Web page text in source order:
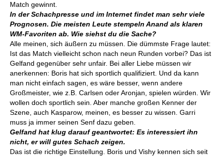
Match gewinnt.
In der Schachpresse und im Internet findet man sehr viele
Prognosen. Die meisten Leute stempeln Anand als klaren
WM-Favoriten ab. Wie siehst du die Sache?
Alle meinen, sich äußern zu müssen. Die dümmste Frage lautet:
Ist das Match vielleicht schon nach neun Runden vorbei? Das ist
Gelfand gegenüber sehr unfair. Bei aller Liebe müssen wir
anerkennen: Boris hat sich sportlich qualifiziert. Und da kann
man nicht einfach sagen, es wäre besser, wenn andere
Großmeister, wie z.B. Carlsen oder Aronjan, spielen würden. Wir
wollen doch sportlich sein. Aber manche großen Kenner der
Szene, auch Kasparow, meinen, es besser zu wissen. Garri
muss ja immer seinen Senf dazu geben.
Gelfand hat klug darauf geantwortet: Es interessiert ihn
nicht, er will gutes Schach zeigen.
Das ist die richtige Einstellung. Boris und Vishy kennen sich seit